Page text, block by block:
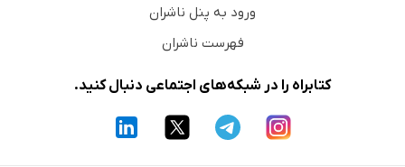
ورود به پنل ناشران
فهرست ناشران
کتابراه را در شبکه‌های اجتماعی دنبال کنید.